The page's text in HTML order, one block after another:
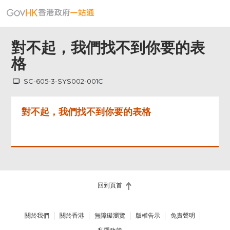
對不起，我們找不到你要的表
格
SC-605-3-SYS002-001C
對不起，我們找不到你要的表格
回到頁首
關於我們 關於香港 無障礙瀏覽 版權告示 免責聲明